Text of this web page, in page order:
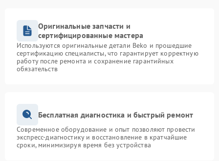
Оригинальные запчасти и
сертифицированные мастера
Используются оригинальные детали Beko и прошедшие
сертификацию специалисты, что гарантирует корректную
работу после ремонта и сохранение гарантийных
обязательств
Бесплатная диагностика и быстрый ремонт
Современное оборудование и опыт позволяют провести
экспресс-диагностику и восстановление в кратчайшие
сроки, минимизируя время без устройства